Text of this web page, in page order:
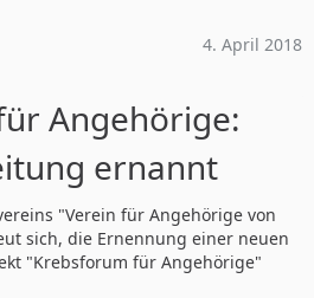
4. April 2018
Angehörige:
ernannt
"Verein für Angehörige von
sich, die Ernennung einer neuen
"Krebsforum für Angehörige"